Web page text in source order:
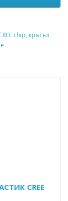
chip, кръгъл
CREE